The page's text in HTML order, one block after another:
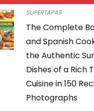
SUPERTAPAS
The Complete
and Spanish
the Authentic
Dishes of a Rich
Cuisine in 150
Photographs